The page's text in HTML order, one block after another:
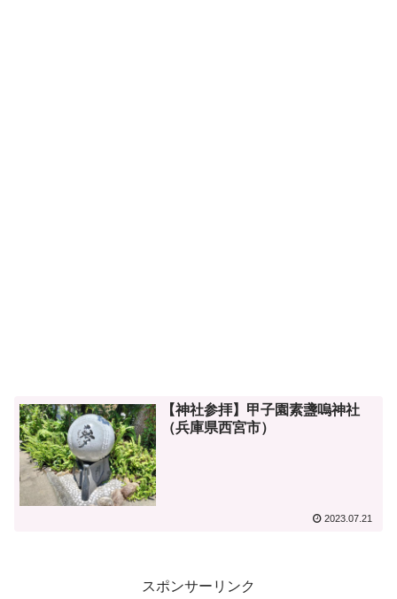
【神社参拝】甲子園素盞嗚神社
（兵庫県西宮市）
2023.07.21
スポンサーリンク